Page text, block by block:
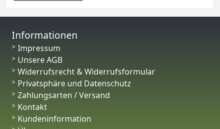
Informationen
Impressum
Unsere AGB
Widerrufsrecht & Widerrufsformular
Privatsphäre und Datenschutz
Zahlungsarten / Versand
Kontakt
Kundeninformation